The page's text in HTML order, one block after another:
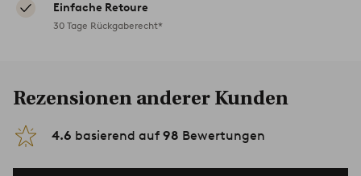
Einfache Retoure
30 Tage Rückgaberecht*
Rezensionen anderer Kunden
4.6 basierend auf 98 Bewertungen